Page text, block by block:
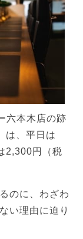
六本木店の跡
は、平日は
2,300円（税
のに、わざわ
い理由に迫り